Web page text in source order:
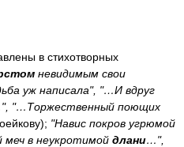
в стихотворных
невидимым свои
уж написала", "…И вдруг
"…Торжественный поющих
"Навис покров угрюмой
меч в неукротимой длани…",